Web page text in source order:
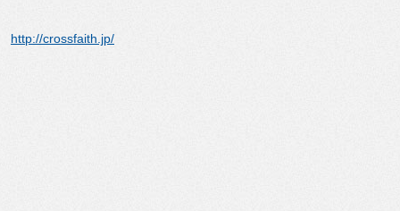
http://crossfaith.jp/